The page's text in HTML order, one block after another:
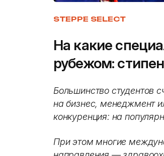
STEPPE SELECT
На какие
рубежом:
Большинство студентов
на бизнес, менеджмент
конкуренция: на
При этом многие